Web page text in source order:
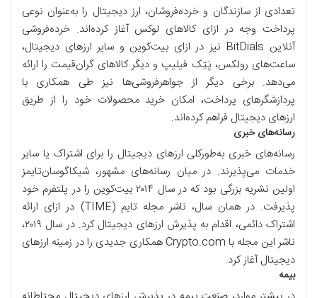
تعدادی از سازندگان و خرده‌فروشان، ارز دیجیتال را به‌عنوان نوعی
پرداخت وجه در ازای کالاهای لوکس آغاز کرده‌اند. خرده‌فروشی
آنلاین BitDials نیز در ازای بیت‌کوین و سایر ارزهای دیجیتال،
ساعت‌های رولکس، پَتِک فیلیپ و دیگر کالا‌های گران‌قیمت را ارائه
می‌دهد. برخی دیگر از جواهرفروشی‌ها نیز طی همکاری با
پردازشگرهای پرداخت، امکان خرید محصولات خود را از طریق
ارزهای دیجیتال فراهم کرده‌اند.
رسانه‌های خبری
رسانه‌های خبری به‌طورکلی ارزهای دیجیتال را برای اشتراک یا سایر
خدمات می‌پذیرند. در میان رسانه‌های مشهور، شیکاگوسان‌تایمز
اولین نشریه‌ بزرگی بود که در سال ۲۰۱۴ بیت‌کوین را در پلتفرم خود
پذیرفت. در همان سال، ناشر مجله تایم (TIME) در ازای ارائه
اشتراک دائمی، اقدام به پذیرش ارزهای دیجیتال کرد. در سال ۲۰۱۹،
ناشر این مجله با Crypto.com همکاری جدیدی را در زمینه ارزهای
دیجیتال آغاز کرد.
بیمه